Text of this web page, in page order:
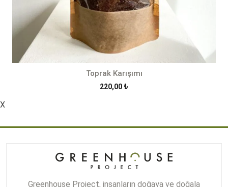
Toprak Karışımı
220,00 ₺
X
Greenhouse Project, insanların doğaya ve doğala